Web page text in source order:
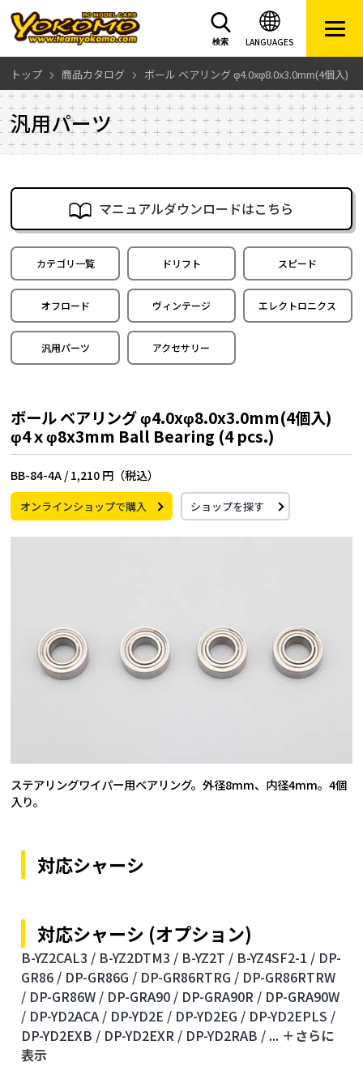
LANGUAGES
検索
トップ 商品カタログ ボール ベアリング φ4.0xφ8.0x3.0mm(4個入)
汎用パーツ
マニュアルダウンロードはこちら
カテゴリ一覧 ドリフト スピード
オフロード ヴィンテージ エレクトロニクス
汎用パーツ アクセサリー
ボール ベアリング φ4.0xφ8.0x3.0mm(4個入)
φ4ｘφ8x3mm Ball Bearing (4 pcs.)
BB-84-4A / 1,210 円（税込）
オンラインショップで購入 ショップを探す
ステアリングワイパー用ベアリング。外径8mm、内径4mm。4個
入り。
対応シャーシ
対応シャーシ (オプション)
B-YZ2CAL3 / B-YZ2DTM3 / B-YZ2T / B-YZ4SF2-1 / DP-
GR86 / DP-GR86G / DP-GR86RTRG / DP-GR86RTRW
/ DP-GR86W / DP-GRA90 / DP-GRA90R / DP-GRA90W
/ DP-YD2ACA / DP-YD2E / DP-YD2EG / DP-YD2EPLS /
DP-YD2EXB / DP-YD2EXR / DP-YD2RAB / ... ＋さらに
表⽰